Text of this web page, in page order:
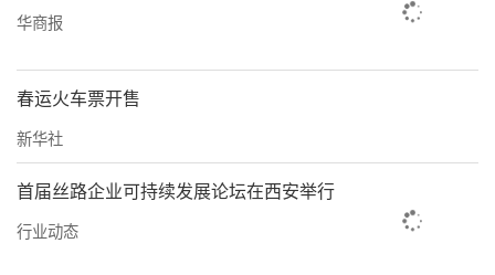
华商报
春运火车票开售
新华社
首届丝路企业可持续发展论坛在西安举行
行业动态